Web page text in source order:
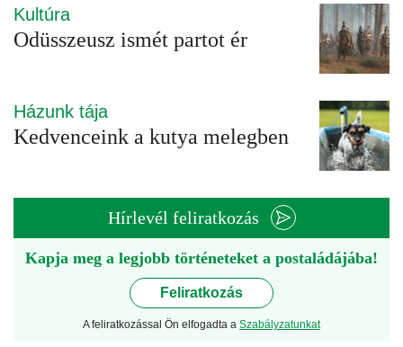
Kultúra
Odüsszeusz ismét partot ér
Házunk tája
Kedvenceink a kutya melegben
Hírlevél feliratkozás
Kapja meg a legjobb történeteket a postaládájába!
Feliratkozás
A feliratkozással Ön elfogadta a Szabályzatunkat